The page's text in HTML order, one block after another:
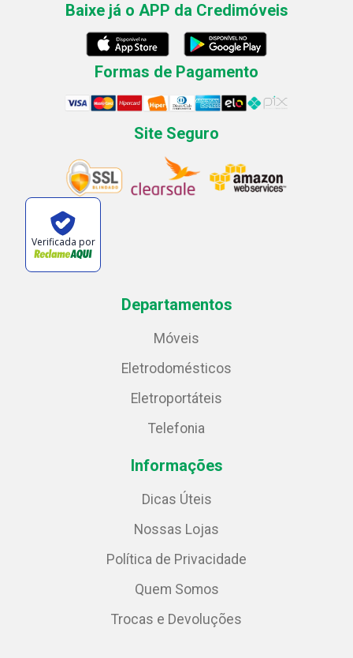
Baixe já o APP da Credimóveis
Formas de Pagamento
Site Seguro
Verificada por
Departamentos
Móveis
Eletrodomésticos
Eletroportáteis
Telefonia
Informações
Dicas Úteis
Nossas Lojas
Política de Privacidade
Quem Somos
Trocas e Devoluções